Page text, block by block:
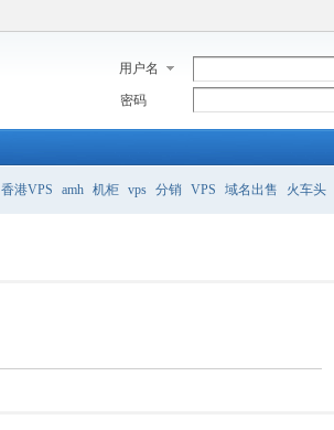
用户名
密码
香港VPS amh 机柜 vps 分销 VPS 域名出售 火车头